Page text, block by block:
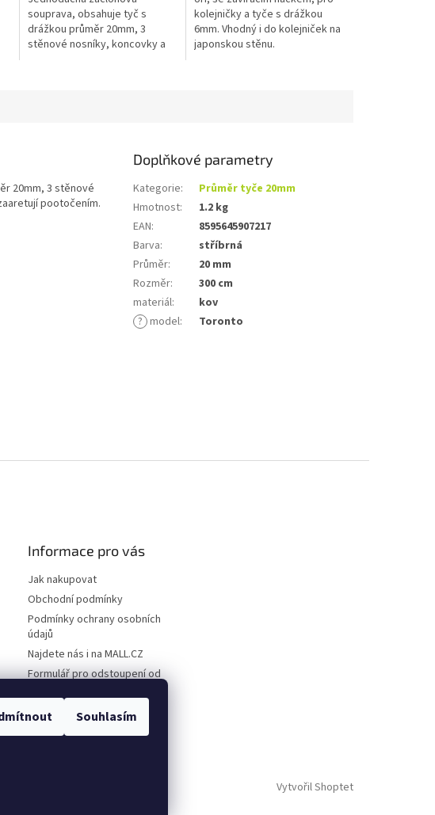
Souhlasím
souprava, obsahuje tyč s
drážkou průměr 20mm, 3
stěnové nosníky, koncovky a
kolejničky a tyče s drážkou
6mm. Vhodný i do kolejniček na
japonskou stěnu.
20mm, 3 stěnové
pootočením.
Doplňkové parametry
Kategorie:
Průměr tyče 20mm
Hmotnost:
1.2 kg
EAN:
8595645907217
Barva:
stříbrná
Průměr:
20 mm
Rozměr:
300 cm
materiál:
kov
? model: Toronto
Informace pro vás
Jak nakupovat
Obchodní podmínky
Podmínky ochrany osobních
údajů
Najdete nás i na MALL.CZ
Formulář pro odstoupení od
Formulář pro uplatnění
reklamace
Vytvořil Shoptet